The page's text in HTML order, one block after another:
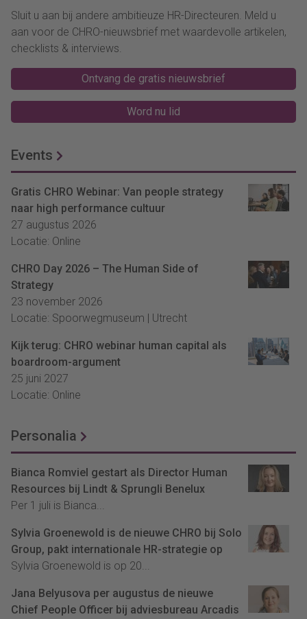
Sluit u aan bij andere ambitieuze HR-Directeuren. Meld u
aan voor de CHRO-nieuwsbrief met waardevolle artikelen,
checklists & interviews.
Ontvang de gratis nieuwsbrief
Word nu lid
Events
Gratis CHRO Webinar: Van people strategy
naar high performance cultuur
27 augustus 2026
Locatie: Online
CHRO Day 2026 – The Human Side of
Strategy
23 november 2026
Locatie: Spoorwegmuseum | Utrecht
Kijk terug: CHRO webinar human capital als
boardroom-argument
25 juni 2027
Locatie: Online
Personalia
Bianca Romviel gestart als Director Human
Resources bij Lindt & Sprungli Benelux
Per 1 juli is Bianca...
Sylvia Groenewold is de nieuwe CHRO bij Solo
Group, pakt internationale HR-strategie op
Sylvia Groenewold is op 20...
Jana Belyusova per augustus de nieuwe
Chief People Officer bij adviesbureau Arcadis